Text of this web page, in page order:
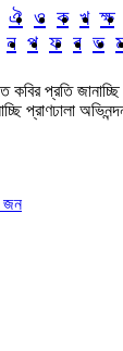
ঐ ও ক খ ক্ষ
ন প ফ ব ভ
কবির প্রতি
প্রাণঢালা
জন